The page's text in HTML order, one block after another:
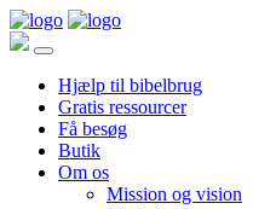
Hjælp til bibelbrug
Gratis ressourcer
Få besøg
Butik
Om os
Mission og vision